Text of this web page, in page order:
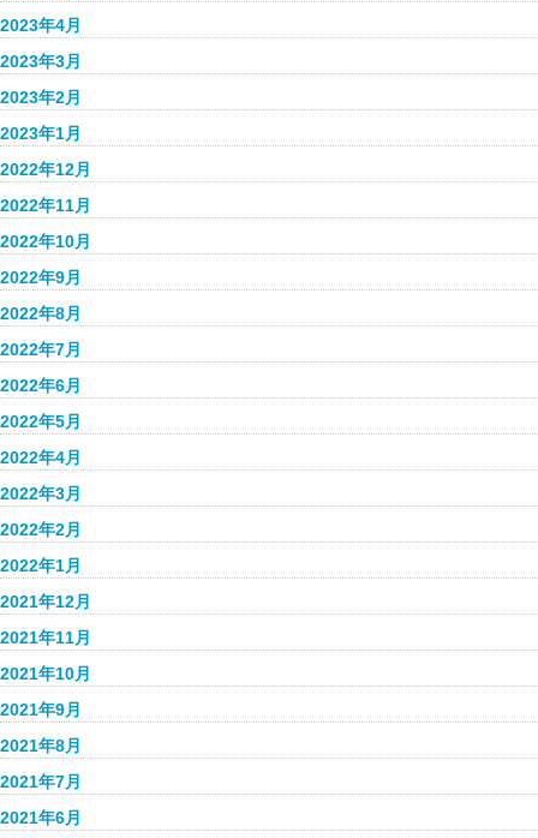
2023年4月
2023年3月
2023年2月
2023年1月
2022年12月
2022年11月
2022年10月
2022年9月
2022年8月
2022年7月
2022年6月
2022年5月
2022年4月
2022年3月
2022年2月
2022年1月
2021年12月
2021年11月
2021年10月
2021年9月
2021年8月
2021年7月
2021年6月